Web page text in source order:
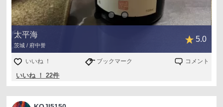
太平海
茨城 / 府中誉
5.0
いいね ！ ブックマーク コメント
いいね ！ 22件